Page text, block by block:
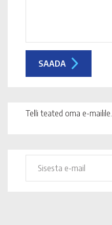
Telli teated oma e-mailile.